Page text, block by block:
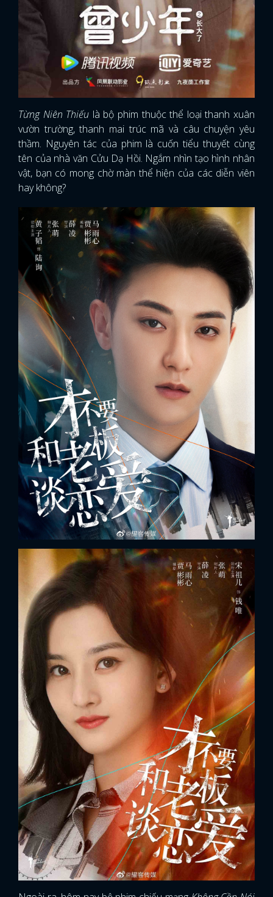
Từng Niên Thiếu là bộ phim thuộc thể loại thanh xuân
vườn trường, thanh mai trúc mã và câu chuyện yêu
thầm. Nguyên tác của phim là cuốn tiểu thuyết cùng
tên của nhà văn Cửu Dạ Hồi. Ngắm nhìn tạo hình nhân
vật, bạn có mong chờ màn thể hiện của các diễn viên
hay không?